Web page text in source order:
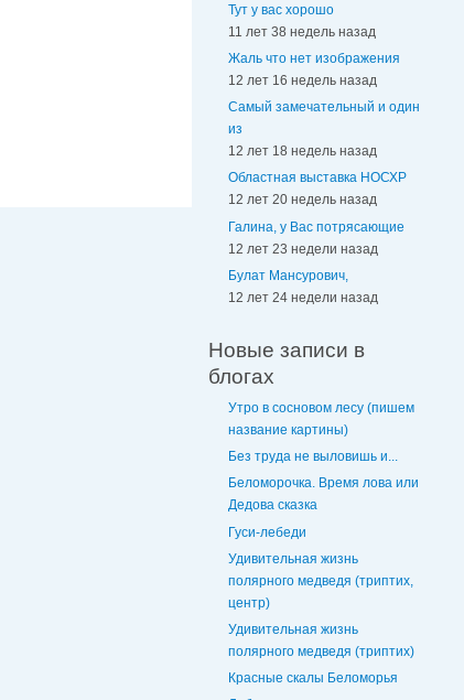
Тут у вас хорошо
11 лет 38 недель назад
Жаль что нет изображения
12 лет 16 недель назад
Самый замечательный и один
из
12 лет 18 недель назад
Областная выставка НОСХР
12 лет 20 недель назад
Галина, у Вас потрясающие
12 лет 23 недели назад
Булат Мансурович,
12 лет 24 недели назад
Новые записи в
блогах
Утро в сосновом лесу (пишем
название картины)
Без труда не выловишь и...
Беломорочка. Время лова или
Дедова сказка
Гуси-лебеди
Удивительная жизнь
полярного медведя (триптих,
центр)
Удивительная жизнь
полярного медведя (триптих)
Красные скалы Беломорья